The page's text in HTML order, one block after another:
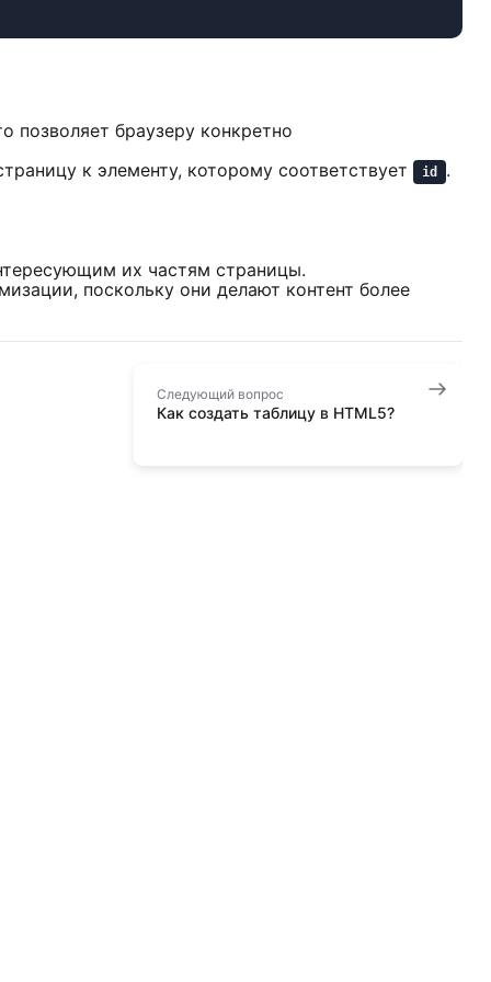
позволяет браузеру конкретно
к элементу, которому соответствует
id .
их частям страницы.
поскольку они делают контент более
Следующий вопрос
Как создать таблицу в HTML5?